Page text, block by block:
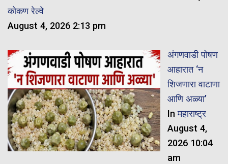
कोकण रेल्वे
August 4, 2026 2:13 pm
अंगणवाडी पोषण
आहारात ‘न
शिजणारा वाटाणा
आणि अळ्या’
Inमहाराष्ट्र
August 4,
2026 10:04
am